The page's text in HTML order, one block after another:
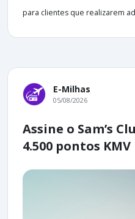
para clientes que realizarem
E-Milhas
05/08/2026
Assine o Sam’s
4.500 pontos KMV